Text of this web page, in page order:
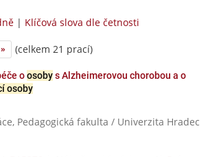
| Klíčová slova dle četnosti
» (celkem 21 prací)
oosobys Alzheimerovou chorobou a o
osoby
Pedagogická fakulta / Univerzita Hradec